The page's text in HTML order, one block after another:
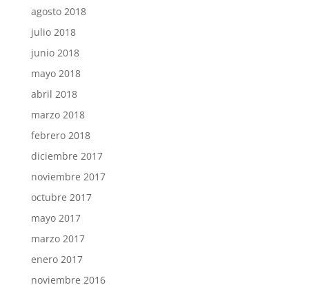
agosto 2018
julio 2018
junio 2018
mayo 2018
abril 2018
marzo 2018
febrero 2018
diciembre 2017
noviembre 2017
octubre 2017
mayo 2017
marzo 2017
enero 2017
noviembre 2016